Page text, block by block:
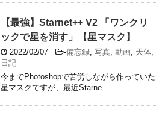
【最強】Starnet++ V2 「ワンクリ
ックで星を消す」【星マスク】
2022/02/07 -備忘録 写真 動画 天体
日記
今までPhotoshopで苦労しながら作っていた
星マスクですが、最近Starne ...